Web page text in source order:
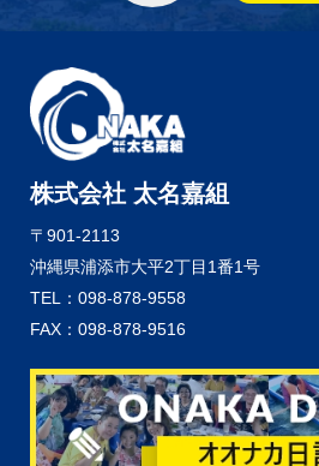
株式会社 太名嘉組
〒901-2113
沖縄県浦添市大平2丁目1番1号
TEL：098-878-9558
FAX：098-878-9516